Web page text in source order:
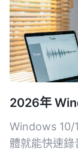
2026年
Windows 10/
體就能快速